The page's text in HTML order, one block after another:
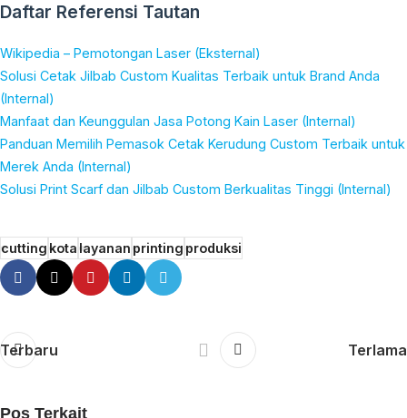
Daftar Referensi Tautan
Wikipedia – Pemotongan Laser (Eksternal)
Solusi Cetak Jilbab Custom Kualitas Terbaik untuk Brand Anda
(Internal)
Manfaat dan Keunggulan Jasa Potong Kain Laser (Internal)
Panduan Memilih Pemasok Cetak Kerudung Custom Terbaik untuk
Merek Anda (Internal)
Solusi Print Scarf dan Jilbab Custom Berkualitas Tinggi (Internal)
cuttingkotalayananprintingproduksi
Terbaru Terlama
Pos Terkait